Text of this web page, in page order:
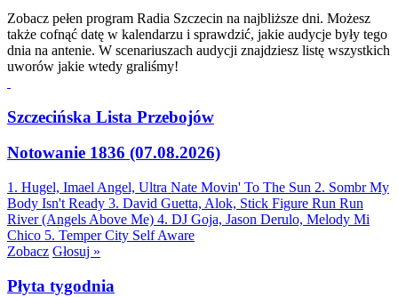
Zobacz pełen program Radia Szczecin na najbliższe dni. Możesz
także cofnąć datę w kalendarzu i sprawdzić, jakie audycje były tego
dnia na antenie. W scenariuszach audycji znajdziesz listę wszystkich
uworów jakie wtedy graliśmy!
Szczecińska Lista Przebojów
Notowanie 1836 (07.08.2026)
1. Hugel, Imael Angel, Ultra Nate Movin' To The Sun 2. Sombr My
Body Isn't Ready 3. David Guetta, Alok, Stick Figure Run Run
River (Angels Above Me) 4. DJ Goja, Jason Derulo, Melody Mi
Chico 5. Temper City Self Aware
Zobacz Głosuj »
Płyta tygodnia